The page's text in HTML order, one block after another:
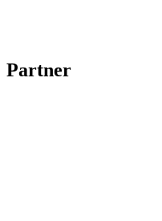
Partner